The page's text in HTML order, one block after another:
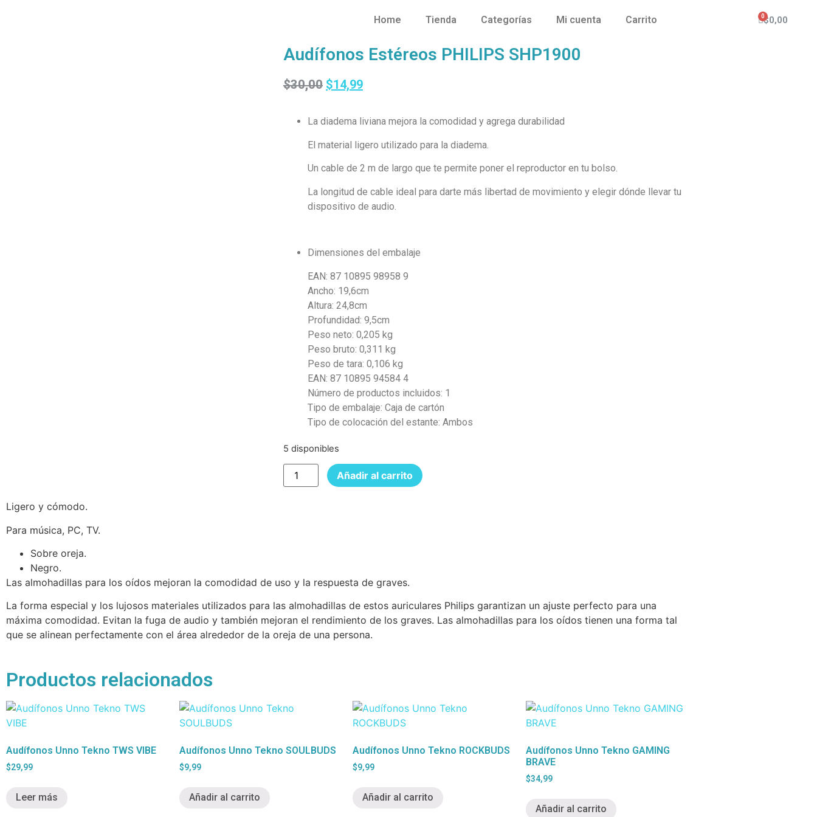
Home Tienda Categorías Mi cuenta Carrito $0,00
Audífonos Estéreos PHILIPS SHP1900
$30,00 $14,99
La diadema liviana mejora la comodidad y agrega durabilidad
El material ligero utilizado para la diadema.
Un cable de 2 m de largo que te permite poner el reproductor en tu bolso.
La longitud de cable ideal para darte más libertad de movimiento y elegir dónde llevar tu
dispositivo de audio.
Dimensiones del embalaje
EAN: 87 10895 98958 9
Ancho: 19,6cm
Altura: 24,8cm
Profundidad: 9,5cm
Peso neto: 0,205 kg
Peso bruto: 0,311 kg
Peso de tara: 0,106 kg
EAN: 87 10895 94584 4
Número de productos incluidos: 1
Tipo de embalaje: Caja de cartón
Tipo de colocación del estante: Ambos
5 disponibles
Añadir al carrito
Ligero y cómodo.
Para música, PC, TV.
Sobre oreja.
Negro.
Las almohadillas para los oídos mejoran la comodidad de uso y la respuesta de graves.
La forma especial y los lujosos materiales utilizados para las almohadillas de estos auriculares Philips garantizan un ajuste perfecto para una
máxima comodidad. Evitan la fuga de audio y también mejoran el rendimiento de los graves. Las almohadillas para los oídos tienen una forma tal
que se alinean perfectamente con el área alrededor de la oreja de una persona.
Productos relacionados
Audífonos Unno Tekno TWS VIBE
$29,99
Leer más
Audífonos Unno Tekno SOULBUDS
$9,99
Añadir al carrito
Audífonos Unno Tekno ROCKBUDS
$9,99
Añadir al carrito
Audífonos Unno Tekno GAMING
BRAVE
$34,99
Añadir al carrito